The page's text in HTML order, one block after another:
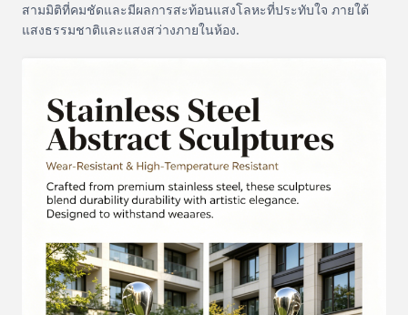
สามมิติที่คมชัดและมีผลการสะท้อนแสงโลหะที่ประทับใจ ภายใต้
แสงธรรมชาติและแสงสว่างภายในห้อง.